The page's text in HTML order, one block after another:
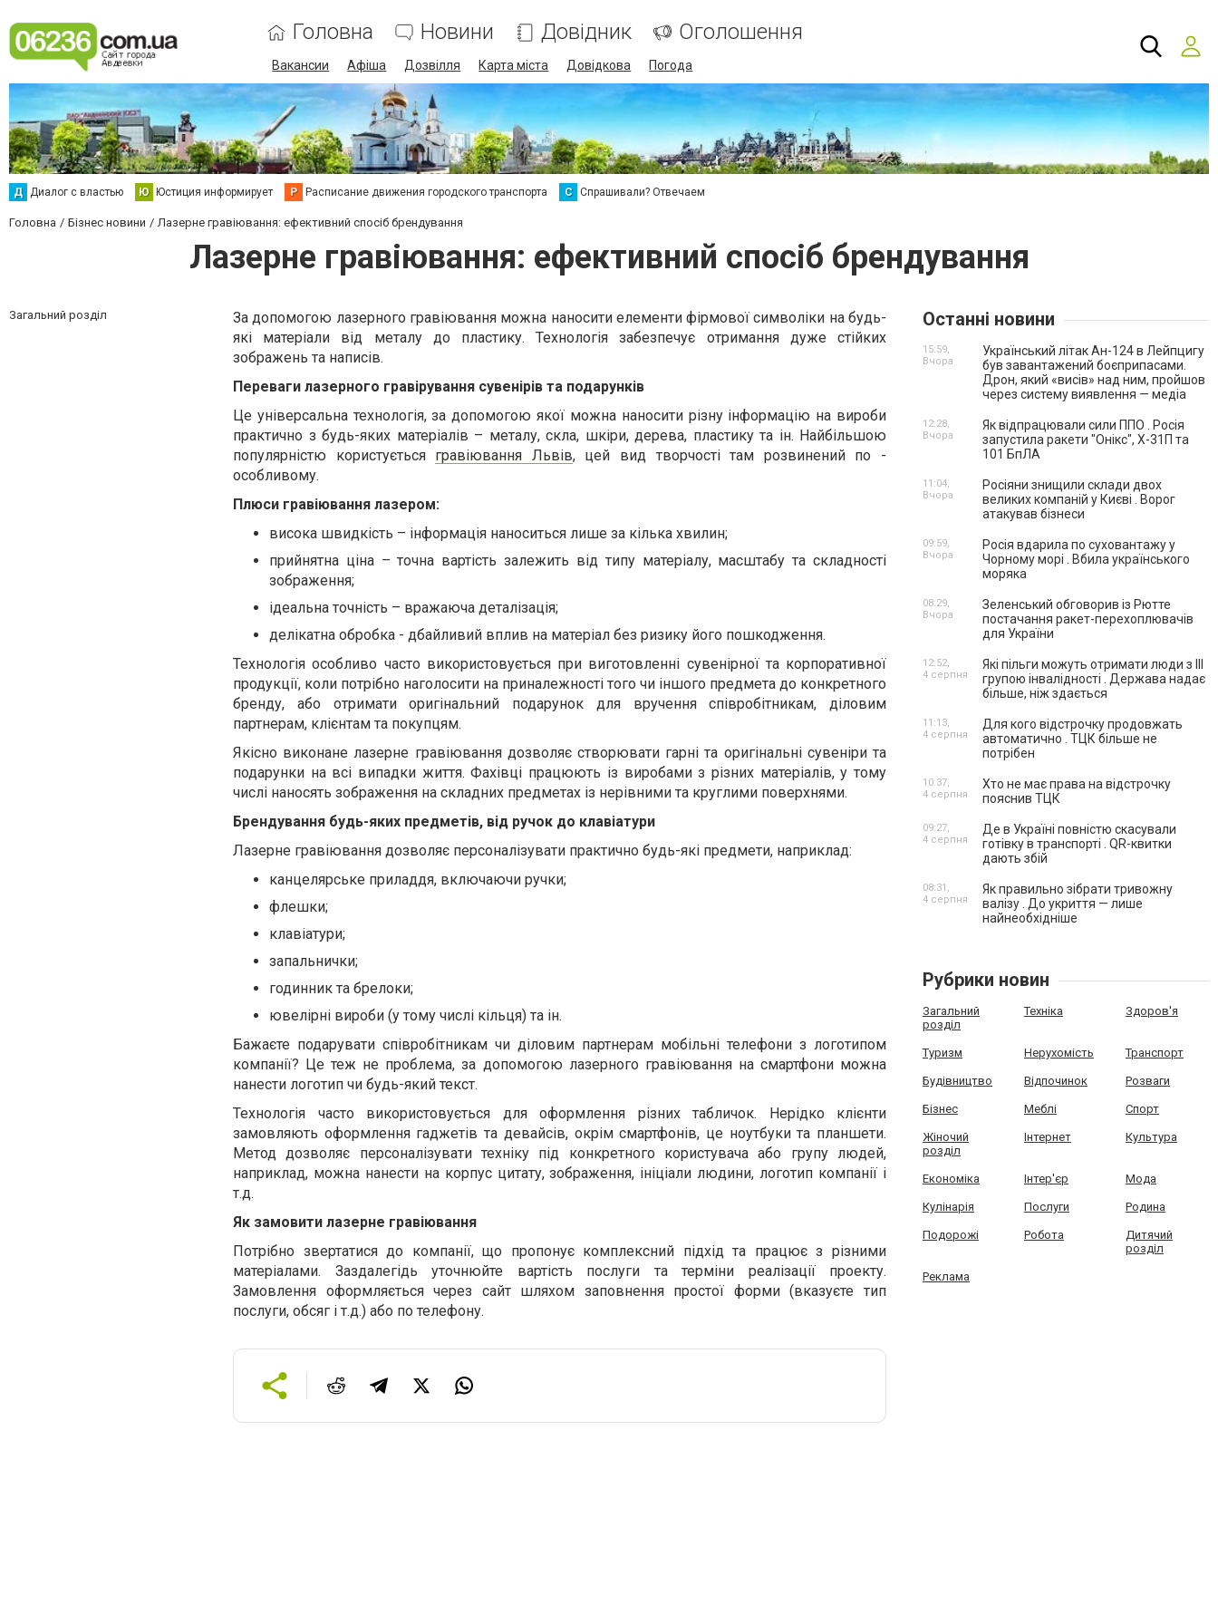
Головна Новини Довідник Оголошення
Вакансии Афіша Дозвілля Карта міста Довідкова Погода
Д Диалог с властью Ю Юстиция информирует Р Расписание движения городского транспорта С Спрашивали? Отвечаем
Головна Бізнес новини Лазерне гравіювання: ефективний спосіб брендування
Лазерне гравіювання: ефективний спосіб брендування
Загальний розділ
За допомогою лазерного гравіювання можна наносити елементи фірмової символіки на будь-
які матеріали від металу до пластику. Технологія забезпечує отримання дуже стійких
зображень та написів.
Переваги лазерного гравірування сувенірів та подарунків
Це універсальна технологія, за допомогою якої можна наносити різну інформацію на вироби
практично з будь-яких матеріалів – металу, скла, шкіри, дерева, пластику та ін. Найбільшою
популярністю користується гравіювання Львів, цей вид творчості там розвинений по -
особливому.
Плюси гравіювання лазером:
висока швидкість – інформація наноситься лише за кілька хвилин;
прийнятна ціна – точна вартість залежить від типу матеріалу, масштабу та складності
зображення;
ідеальна точність – вражаюча деталізація;
делікатна обробка - дбайливий вплив на матеріал без ризику його пошкодження.
Технологія особливо часто використовується при виготовленні сувенірної та корпоративної
продукції, коли потрібно наголосити на приналежності того чи іншого предмета до конкретного
бренду, або отримати оригінальний подарунок для вручення співробітникам, діловим
партнерам, клієнтам та покупцям.
Якісно виконане лазерне гравіювання дозволяє створювати гарні та оригінальні сувеніри та
подарунки на всі випадки життя. Фахівці працюють із виробами з різних матеріалів, у тому
числі наносять зображення на складних предметах із нерівними та круглими поверхнями.
Брендування будь-яких предметів, від ручок до клавіатури
Лазерне гравіювання дозволяє персоналізувати практично будь-які предмети, наприклад:
канцелярське приладдя, включаючи ручки;
флешки;
клавіатури;
запальнички;
годинник та брелоки;
ювелірні вироби (у тому числі кільця) та ін.
Бажаєте подарувати співробітникам чи діловим партнерам мобільні телефони з логотипом
компанії? Це теж не проблема, за допомогою лазерного гравіювання на смартфони можна
нанести логотип чи будь-який текст.
Технологія часто використовується для оформлення різних табличок. Нерідко клієнти
замовляють оформлення гаджетів та девайсів, окрім смартфонів, це ноутбуки та планшети.
Метод дозволяє персоналізувати техніку під конкретного користувача або групу людей,
наприклад, можна нанести на корпус цитату, зображення, ініціали людини, логотип компанії і
т.д.
Як замовити лазерне гравіювання
Потрібно звертатися до компанії, що пропонує комплексний підхід та працює з різними
матеріалами. Заздалегідь уточнюйте вартість послуги та терміни реалізації проекту.
Замовлення оформляється через сайт шляхом заповнення простої форми (вказуєте тип
послуги, обсяг і т.д.) або по телефону.
Останні новини
Український літак Ан-124 в Лейпцигу
був завантажений боєприпасами.
Дрон, який «висів» над ним, пройшов
через систему виявлення — медіа
15:59,
Вчора
Як відпрацювали сили ППО . Росія
запустила ракети "Онікс", Х-31П та
101 БпЛА
12:28,
Вчора
Росіяни знищили склади двох
великих компаній у Києві . Ворог
атакував бізнеси
11:04,
Вчора
Росія вдарила по суховантажу у
Чорному морі . Вбила українського
моряка
09:59,
Вчора
Зеленський обговорив із Рютте
постачання ракет-перехоплювачів
для України
08:29,
Вчора
Які пільги можуть отримати люди з III
групою інвалідності . Держава надає
більше, ніж здається
12:52,
4 серпня
Для кого відстрочку продовжать
автоматично . ТЦК більше не
потрібен
11:13,
4 серпня
Хто не має права на відстрочку
пояснив ТЦК
10:37,
4 серпня
Де в Україні повністю скасували
готівку в транспорті . QR-квитки
дають збій
09:27,
4 серпня
Як правильно зібрати тривожну
валізу . До укриття — лише
найнеобхідніше
08:31,
4 серпня
Рубрики новин
Загальний
розділ
Техніка Здоров'я
Туризм Нерухомість Транспорт
Будівництво Відпочинок Розваги
Бізнес Меблі Спорт
Жіночий
розділ
Інтернет Культура
Економіка Інтер'єр Мода
Кулінарія Послуги Родина
Подорожі Робота
Дитячий
розділ
Реклама